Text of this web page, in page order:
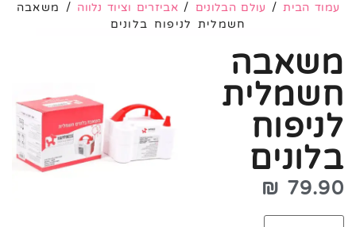
עמוד הבית/ עולם הבלונים /אביזרים וציוד נלווה / משאבה
חשמלית לניפוח בלונים
משאבה
חשמלית
לניפוח
בלונים
79.90
₪